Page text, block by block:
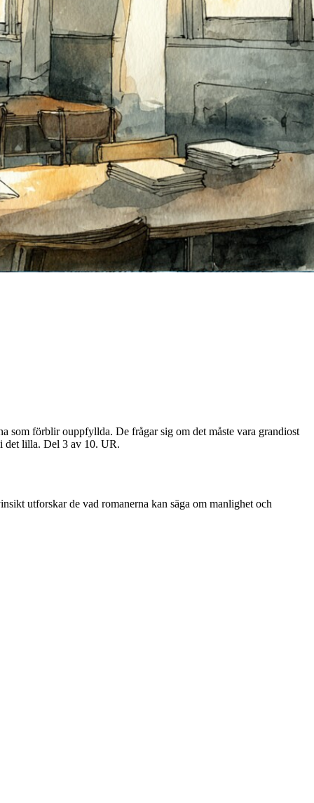
som förblir ouppfyllda. De frågar sig om det måste vara grandiost
det lilla. Del 3 av 10. UR.
utforskar de vad romanerna kan säga om manlighet och